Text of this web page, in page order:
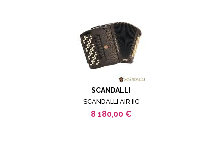
SCANDALLI
SCANDALLI AIR IIC
8 180,00 €